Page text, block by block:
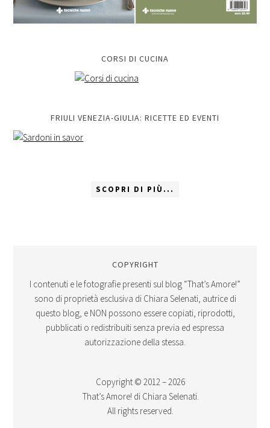
CORSI DI CUCINA
FRIULI VENEZIA-GIULIA: RICETTE ED EVENTI
SCOPRI DI PIÙ...
COPYRIGHT
I contenuti e le fotografie presenti sul blog “That’s Amore!”
sono di proprietà esclusiva di Chiara Selenati, autrice di
questo blog, e NON possono essere copiati, riprodotti,
pubblicati o redistribuiti senza previa ed espressa
autorizzazione della stessa.
Copyright © 2012 – 2026
That’s Amore! di Chiara Selenati.
All rights reserved.